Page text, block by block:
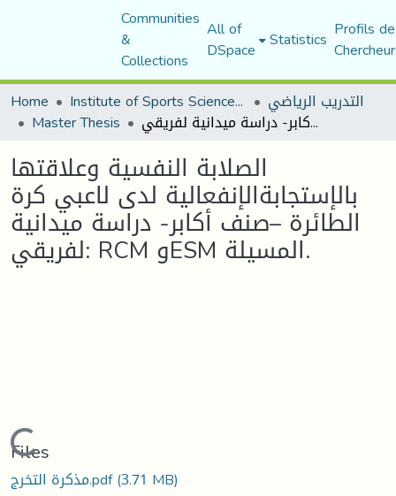
Communities
&
Collections
All of
DSpace Statistics Profils
Home
Institute of Sports Sciences and Techniques التدريب الرياضي
Master Thesis الصلابة النفسية وعلاقتها بالإستجابةالإنفعالية لدى لاعبي كرة الطائرة –صنف أكابر- دراسة ميدانية لفريقي: RCM وESM المسيلة.
الصلابة النفسية وعلاقتها
بالإستجابةالإنفعالية لدى لاعبي كرة
الطائرة –صنف أكابر- دراسة ميدانية
لفريقي: RCM وESM المسيلة.
Loading...
Files
مذكرة التخرج.pdf(3.71 MB)